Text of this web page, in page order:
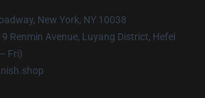
New York, NY 10038
Renmin Avenue, Luyang District, Hefei
Fri)